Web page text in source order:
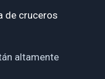
de cruceros
altamente